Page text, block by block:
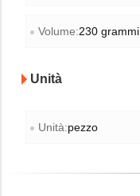
Volume:230 grammi
Unità
Unità:pezzo